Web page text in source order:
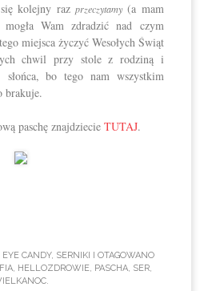
kolejny razprzeczytamy(a mam
Wam zdradzić nad czym
miejsca życzyć Wesołych Świąt
chwil przy stole z rodziną i
bo tego nam wszystkim
brakuje.
paschę znajdziecieTUTAJ.
EYE CANDY, SERNIKI I OTAGOWANO
, HELLOZDROWIE, PASCHA, SER,